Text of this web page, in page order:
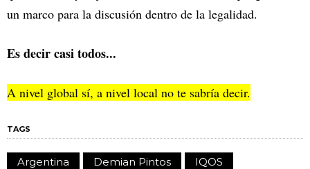
un marco para la discusión dentro de la legalidad.
Es decir casi todos...
A nivel global sí, a nivel local no te sabría decir.
TAGS
Argentina Demian Pintos
IQOS